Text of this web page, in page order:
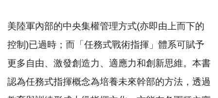
美陸軍內部的中央集權管理方式(亦即由上而下的
控制)已過時；而「任務式戰術指揮」體系可賦予
更多自由、激發創造力、適應力和創新思維。本書
認為任務式指揮概念為培養未來幹部的方法，透過